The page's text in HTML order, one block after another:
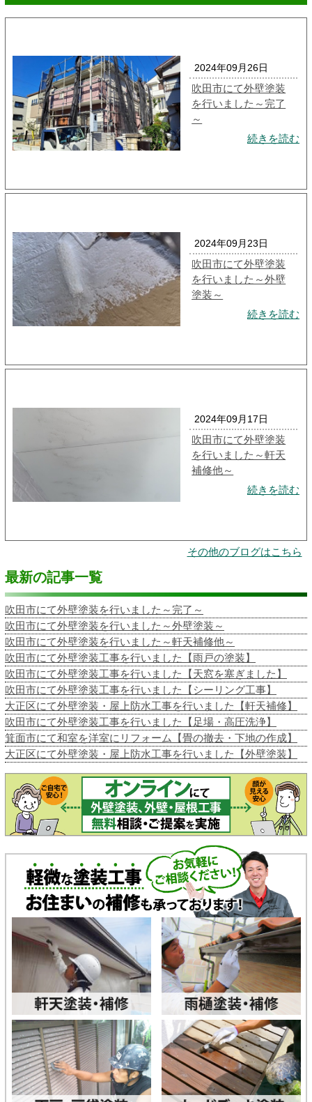
2024年09月26日
吹田市にて外壁塗装
を行いました～完了
～
続きを読む
2024年09月23日
吹田市にて外壁塗装
を行いました～外壁
塗装～
続きを読む
2024年09月17日
吹田市にて外壁塗装
を行いました～軒天
補修他～
続きを読む
その他のブログはこちら
最新の記事一覧
吹田市にて外壁塗装を行いました～完了～
吹田市にて外壁塗装を行いました～外壁塗装～
吹田市にて外壁塗装を行いました～軒天補修他～
吹田市にて外壁塗装工事を行いました【雨戸の塗装】
吹田市にて外壁塗装工事を行いました【天窓を塞ぎました】
吹田市にて外壁塗装工事を行いました【シーリング工事】
大正区にて外壁塗装・屋上防水工事を行いました【軒天補修】
吹田市にて外壁塗装工事を行いました【足場・高圧洗浄】
箕面市にて和室を洋室にリフォーム【畳の撤去・下地の作成】
大正区にて外壁塗装・屋上防水工事を行いました【外壁塗装】